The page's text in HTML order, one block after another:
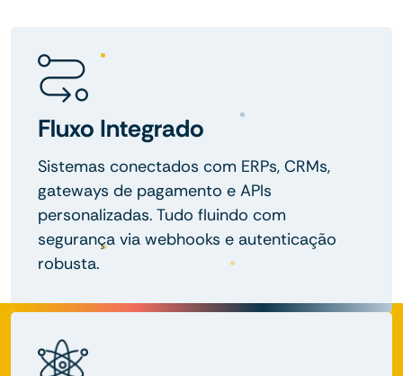
Fluxo Integrado
Sistemas conectados com ERPs, CRMs,
gateways de pagamento e APIs
personalizadas. Tudo fluindo com
segurança via webhooks e autenticação
robusta.